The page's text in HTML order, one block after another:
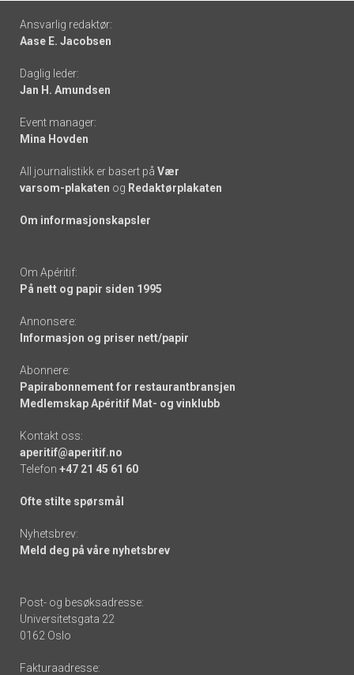
Footer
-
links
Ansvarlig redaktør:
Aase E. Jacobsen
Daglig leder:
Jan H. Amundsen
Event manager:
Mina Hovden
All journalistikk er basert på Vær
varsom-plakaten og Redaktørplakaten
Om informasjonskapsler
Om Apéritif:
På nett og papir siden 1995
Annonsere:
Informasjon og priser nett/papir
Abonnere:
Papirabonnement for restaurantbransjen
Medlemskap Apéritif Mat- og vinklubb
Kontakt oss:
aperitif@aperitif.no
Telefon +47 21 45 61 60
Ofte stilte spørsmål
Nyhetsbrev:
Meld deg på våre nyhetsbrev
Post- og besøksadresse:
Universitetsgata 22
0162 Oslo
Fakturaadresse: